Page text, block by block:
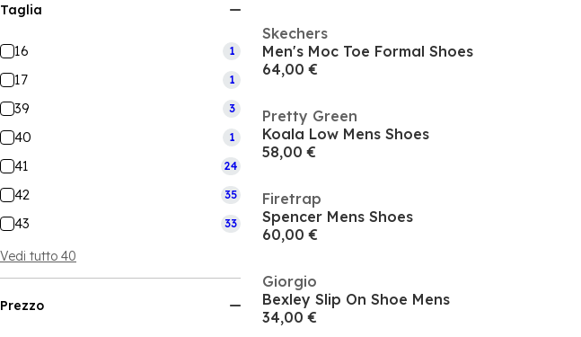
Taglia
16 1
17 1
39 3
40 1
41 24
42 35
43 33
Vedi tutto 40
Prezzo
Skechers
Men's Moc Toe Formal Shoes
64,00 €
Pretty Green
Koala Low Mens Shoes
58,00 €
Firetrap
Spencer Mens Shoes
60,00 €
Giorgio
Bexley Slip On Shoe Mens
34,00 €